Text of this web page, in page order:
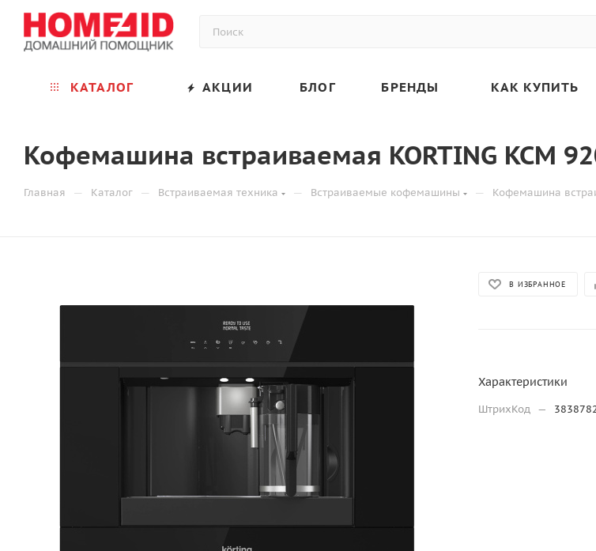
КАТАЛОГ АКЦИИ БЛОГ БРЕНДЫ КАК КУПИТЬ
Кофемашина встраиваемая KORTING KCM
Главная — Каталог — Встраиваемая техника — Встраиваемые кофемашины — Кофемашина
В ИЗБРАННОЕ
Характеристики
ШтрихКод —